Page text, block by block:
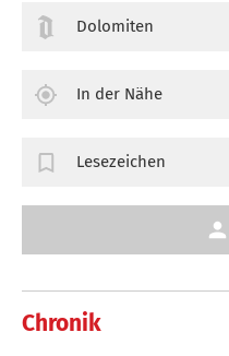
Chronik
Dolomiten
In der Nähe
Lesezeichen